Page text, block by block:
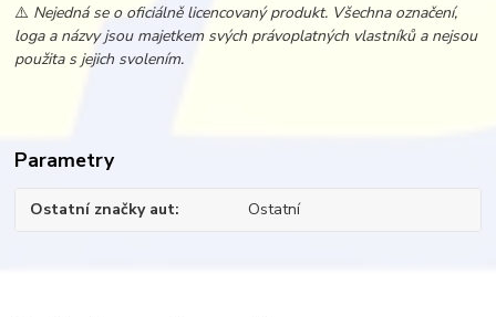
⚠️ Nejedná se o oficiálně licencovaný produkt. Všechna označení,
loga a názvy jsou majetkem svých právoplatných vlastníků a nejsou
použita s jejich svolením.
Parametry
Ostatní značky aut Ostatní